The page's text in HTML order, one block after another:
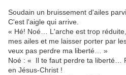
Soudain un bruissement d'ailes
C'est l'aigle qui arrive.
« Hé! Noé… L'arche est trop
mes ailes et me laisser porter par
veux pas perdre ma liberté… »
Noé : « Il te faut perdre ta liberté…
en Jésus-Christ !